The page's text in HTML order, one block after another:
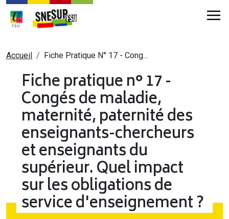
Aller au contenu principal
Fil d'Ariane
Accueil Fiche Pratique N° 17 - Cong...
Fiche pratique n° 17 -
Congés de maladie,
maternité, paternité des
enseignants-chercheurs
et enseignants du
supérieur. Quel impact
sur les obligations de
service d'enseignement ?